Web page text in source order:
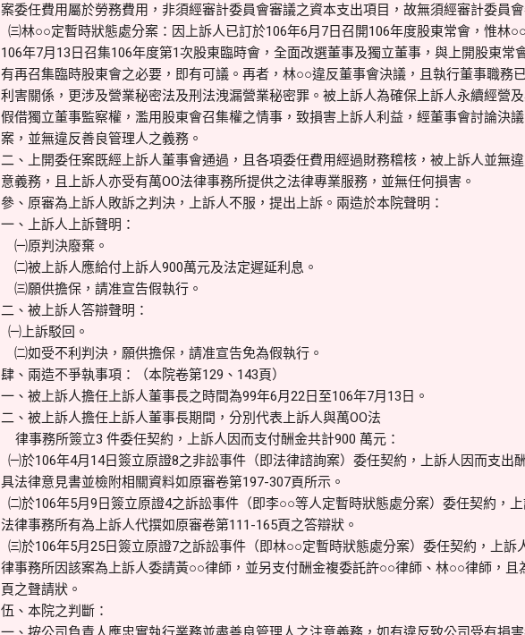
案委任費用屬於勞務費用，非須經審計委員會審議之資本支出項目，故無須經審計委員會
㈢林○○定暫時狀態處分案：因上訴人已訂於106年6月7日召開106年度股東常會，惟林
106年7月13日召集106年度第1次股東臨時會，全面改選董事及獨立董事，與上開股東常
有再召集臨時股東會之必要，即有可議。再者，林○○違反董事會決議，且執行董事職務
利害關係，更涉及營業秘密法及刑法洩漏營業秘密罪。被上訴人為確保上訴人永續經營
假借獨立董事監察權，濫用股東會召集權之情事，致損害上訴人利益，經董事會討論決
案，並無違反善良管理人之義務。
二、上開委任案既經上訴人董事會通過，且各項委任費用經過財務稽核，被上訴人並無
意義務，且上訴人亦受有萬OO法律事務所提供之法律專業服務，並無任何損害。
參、原審為上訴人敗訴之判決，上訴人不服，提出上訴。兩造於本院聲明：
一、上訴人上訴聲明：
㈠原判決廢棄。
㈡被上訴人應給付上訴人900萬元及法定遲延利息。
㈢願供擔保，請准宣告假執行。
二、被上訴人答辯聲明：
㈠上訴駁回。
㈡如受不利判決，願供擔保，請准宣告免為假執行。
肆、兩造不爭執事項：（本院卷第129、143頁）
一、被上訴人擔任上訴人董事長之時間為99年6月22日至106年7月13日。
二、被上訴人擔任上訴人董事長期間，分別代表上訴人與萬OO法
律事務所簽立3 件委任契約，上訴人因而支付酬金共計900 萬元：
㈠於106年4月14日簽立原證8之非訟事件（即法律諮詢案）委任契約，上訴人因而支出
具法律意見書並檢附相關資料如原審卷第197-307頁所示。
㈡於106年5月9日簽立原證4之訴訟事件（即李○○等人定暫時狀態處分案）委任契約，
法律事務所有為上訴人代撰如原審卷第111-165頁之答辯狀。
㈢於106年5月25日簽立原證7之訴訟事件（即林○○定暫時狀態處分案）委任契約，上訴
律事務所因該案為上訴人委請黃○○律師，並另支付酬金複委託許○○律師、林○○律師，且
頁之聲請狀。
伍、本院之判斷：